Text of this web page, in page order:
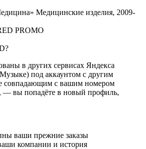
Медицинские изделия, 2009-
PROMO
в других сервисах Яндекса
под аккаунтом с другим
совпадающим с вашим номером
— вы попадёте в новый профиль,
ваши прежние заказы
компании и история